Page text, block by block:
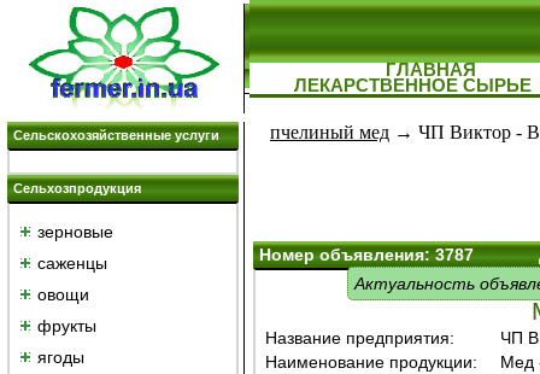
ГЛАВНАЯ
ЛЕКАРСТВЕННОЕ СЫРЬЕ
Сельскохозяйственные услуги
Сельхозпродукция
зерновые
саженцы
овощи
фрукты
ягоды
пчелиный мед → ЧП Виктор -
Номер объявления: 3787
Актуальность
Название предприятия:
ЧП
Наименование продукции:
Мед